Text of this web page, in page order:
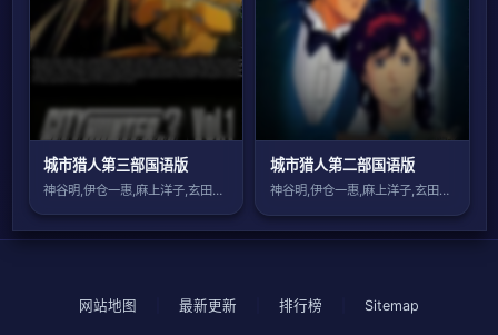
城市猎人第三部国语版
神谷明,伊仓一惠,麻上洋子,玄田哲章,伊
城市猎人第二部国语版
神谷明,伊仓一惠,麻上洋子,玄田哲章,伊
网站地图 最新更新 排行榜 Sitemap